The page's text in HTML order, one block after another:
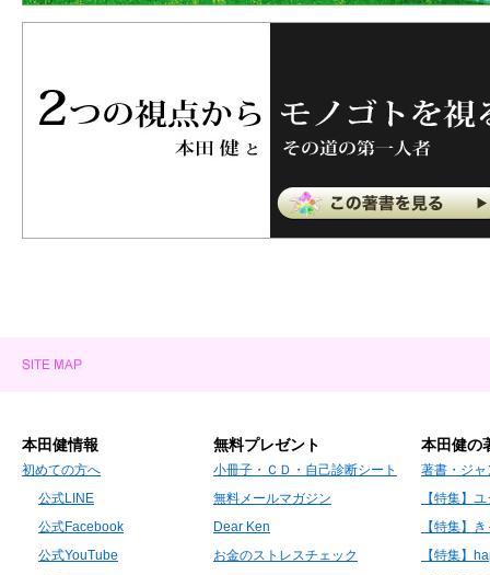
本田健情報
初めての方へ
公式LINE
公式Facebook
公式YouTube
無料プレゼント
小冊子・ＣＤ・自己診断シート
無料メールマガジン
Dear Ken
お金のストレスチェック
本田健の
著書・ジャ
【特集】
【特集】
【特集】